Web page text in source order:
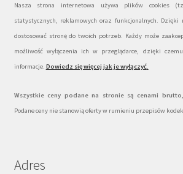
Nasza strona internetowa używa plików cookies
statystycznych, reklamowych oraz funkcjonalnych.
dostosować stronę do twoich potrzeb. Każdy może
możliwość wyłączenia ich w przeglądarce, dzięki
informacje. Dowiedz się więcej jak je wyłączyć.
Wszystkie ceny podane na stronie są cenami
Podane ceny nie stanowią oferty w rumieniu przepisów
Adres